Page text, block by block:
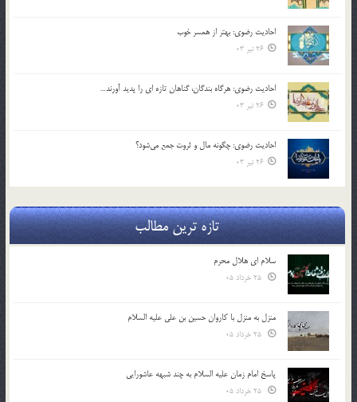
احادیث رضوی: بهتر از همسر خوب
26 تیر 03
احادیث رضوی: هرگاه بندگان، گناهان تازه ای را پدید آورند…
26 تیر 03
احادیث رضوی: چگونه مال و ثروت جمع می‌شود؟
26 تیر 03
تازه ترین مطالب
سلام ای هلال محرم
منزل به منزل با کاروان حسین بن علی علیه السلام
پاسخ امام زمان علیه السلام به چند شبهه عاشورایی